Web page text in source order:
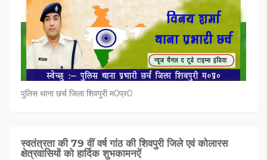
पुलिस थाना छर्च जिला शिवपुरी म0प्र0
स्वतंत्रता की 79 वीं वर्ष गांठ की शिवपुरी जिले एवं कोलारस
क्षेत्रवासियों को हार्दिक शुभकामनऐं